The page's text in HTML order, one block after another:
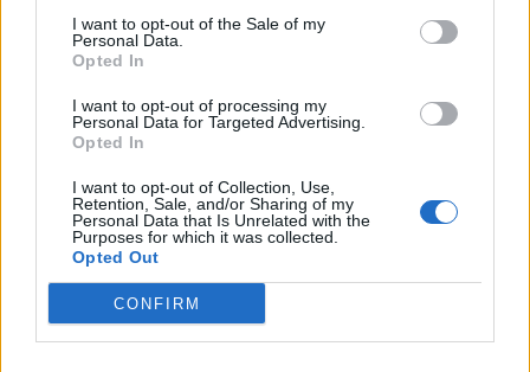
I want to opt-out of the Sale of my
Personal Data.
Opted In
I want to opt-out of processing my
Personal Data for Targeted Advertising.
Opted In
I want to opt-out of Collection, Use,
Retention, Sale, and/or Sharing of my
Personal Data that Is Unrelated with the
Purposes for which it was collected.
Opted Out
CONFIRM
Elon Musk nuirait gravement à Tesla
selon une étude européenne